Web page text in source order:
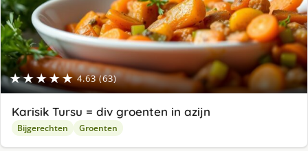
★★★★★ 4.63 (63)
Karisik Tursu = div groenten in azijn
Bijgerechten Groenten